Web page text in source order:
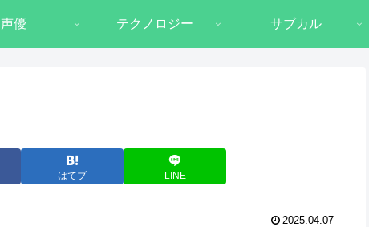
声優 テクノロジー サブカル
はてブ LINE
2025.04.07